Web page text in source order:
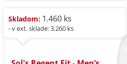
Skladom: 1.460 ks
- v ext. sklade: 3.260 ks